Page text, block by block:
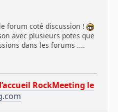
forum coté discussion !
avec plusieurs potes que
dans les forums ....
RockMeeting le